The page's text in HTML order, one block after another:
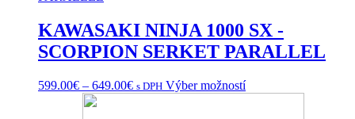
môžete
vybrať
na
produktu.
KAWASAKI NINJA 1000 SX -
SCORPION SERKET PARALLEL
599.00€ – 649.00€Price
s DPH Výber možnostíTento